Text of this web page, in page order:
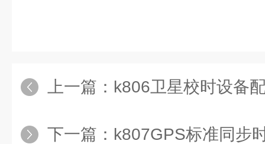
上一篇： k806卫星校时设备
下一篇： k807GPS标准同步